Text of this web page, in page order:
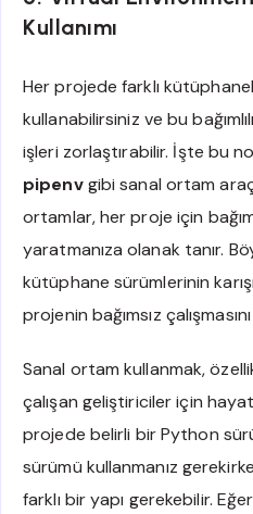
Kullanımı
Her projede farklı
kullanabilirsiniz ve bu
işleri zorlaştırabilir. İşte bu
pipenvgibi sanal ortam
ortamlar, her proje için
yaratmanıza olanak tanır.
kütüphane sürümlerinin
projenin bağımsız
Sanal ortam kullanmak,
çalışan geliştiriciler için
projede belirli bir Python
sürümü kullanmanız
farklı bir yapı gerekebilir.